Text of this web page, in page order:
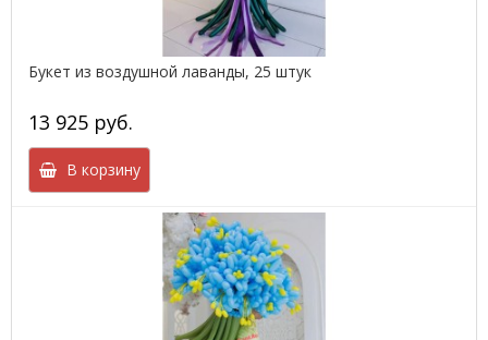
Букет из воздушной лаванды, 25 штук
13 925 руб.
В корзину